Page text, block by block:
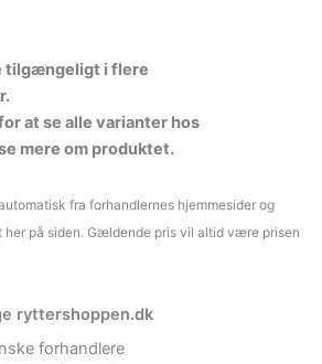
tilgængeligt i flere
at se alle varianter hos
mere om produktet.
fra forhandlernes hjemmesider og
her på siden. Gældende pris vil altid være prisen
ryttershoppen.dk
forhandlere